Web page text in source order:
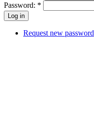
Password: *
Request new password